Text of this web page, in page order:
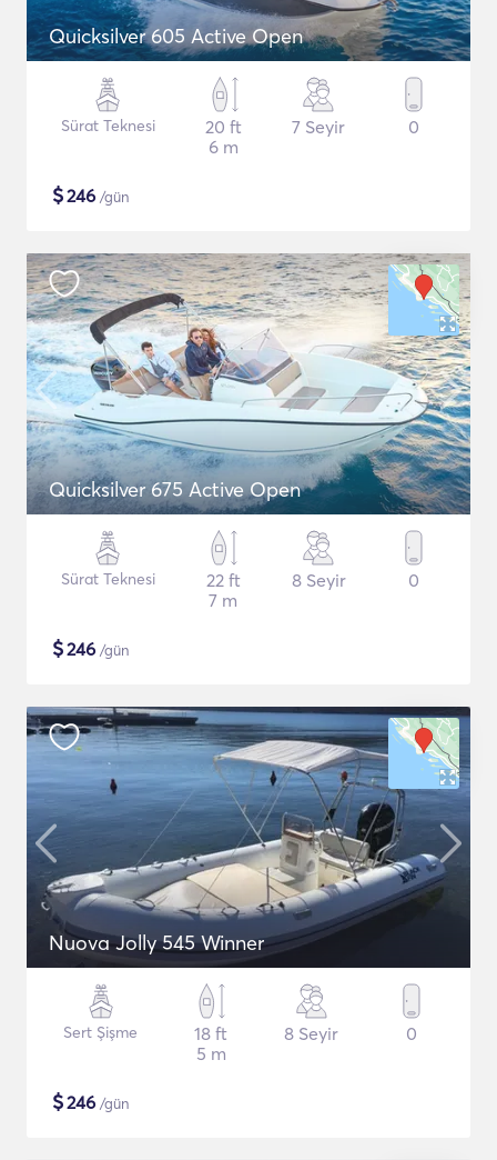
Quicksilver 605 Active Open
Sürat Teknesi
20 ft
6 m
7 Seyir 0
$246 /gün
Quicksilver 675 Active Open
Sürat Teknesi
22 ft
7 m
8 Seyir 0
$246 /gün
Nuova Jolly 545 Winner
Sert Şişme
18 ft
5 m
8 Seyir 0
$246 /gün